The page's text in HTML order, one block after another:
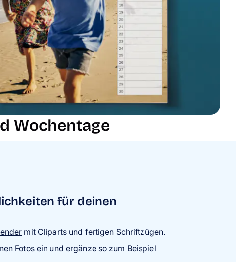
Wochentage
für deinen
mit Cliparts und fertigen Schriftzügen.
Fotos ein und ergänze so zum Beispiel